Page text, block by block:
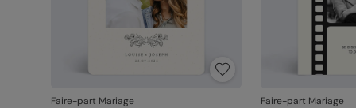
Faire-part Mariage Faire-part Mariage